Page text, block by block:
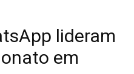
lideram
em